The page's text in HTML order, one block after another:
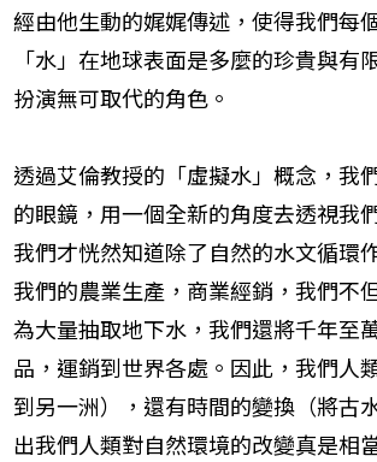
經由他生動的娓娓傳述，使得我們每
「水」在地球表面是多麼的珍貴與有
扮演無可取代的角色。
透過艾倫教授的「虛擬水」概念，我
的眼鏡，用一個全新的角度去透視我
我們才恍然知道除了自然的水文循環
我們的農業生產，商業經銷，我們不
為大量抽取地下水，我們還將千年至
品，運銷到世界各處。因此，我們人
到另一洲），還有時間的變換（將古
出我們人類對自然環境的改變真是相